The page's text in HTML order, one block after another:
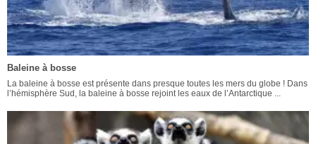
Baleine à bosse
La baleine à bosse est présente dans presque toutes les mers du globe ! Dans
l’hémisphère Sud, la baleine à bosse rejoint les eaux de l’Antarctique ...